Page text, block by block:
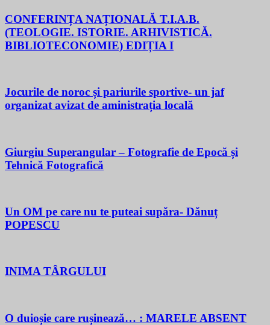
CONFERINȚA NAȚIONALĂ T.I.A.B.
(TEOLOGIE. ISTORIE. ARHIVISTICĂ.
BIBLIOTECONOMIE) EDIȚIA I
Jocurile de noroc și pariurile sportive- un jaf
organizat avizat de aministrația locală
Giurgiu Superangular – Fotografie de Epocă și
Tehnică Fotografică
Un OM pe care nu te puteai supăra- Dănuț
POPESCU
INIMA TÂRGULUI
O duioșie care rușinează… : MARELE ABSENT